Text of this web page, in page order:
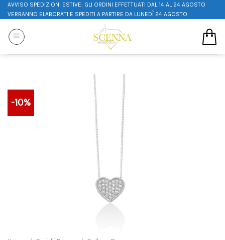
AVVISO SPEDIZIONI ESTIVE: GLI ORDINI EFFETTUATI DAL 14 AL 24 AGOSTO
VERRANNO ELABORATI E SPEDITI A PARTIRE DA LUNEDÌ 24 AGOSTO
-10%